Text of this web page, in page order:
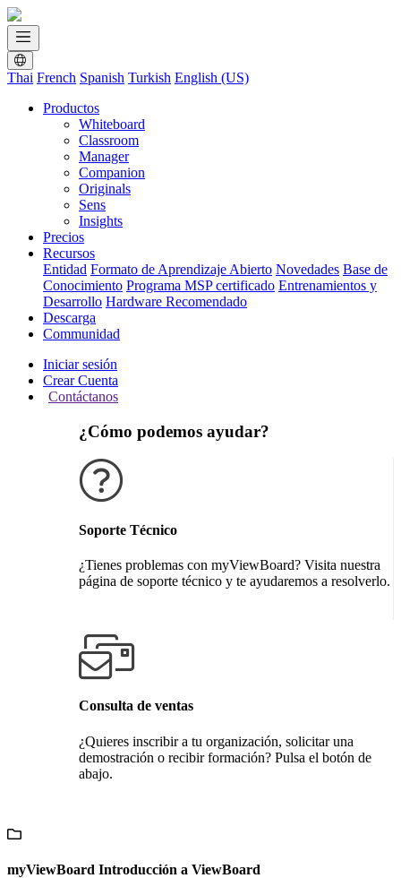
Thai French Spanish Turkish English (US)
Productos
Whiteboard
Classroom
Manager
Companion
Originals
Sens
Insights
Precios
Recursos
Entidad Formato de Aprendizaje Abierto Novedades Base de
Conocimiento Programa MSP certificado Entrenamientos y
Desarrollo Hardware Recomendado
Descarga
Communidad
Iniciar sesión
Crear Cuenta
Contáctanos
¿Cómo podemos ayudar?
Soporte Técnico
¿Tienes problemas con myViewBoard? Visita nuestra
página de soporte técnico y te ayudaremos a resolverlo.
Consulta de ventas
¿Quieres inscribir a tu organización, solicitar una
demostración o recibir formación? Pulsa el botón de
abajo.
myViewBoard Introducción a ViewBoard